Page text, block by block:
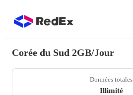
Corée du Sud 2GB/Jour
Données totales
Illimité